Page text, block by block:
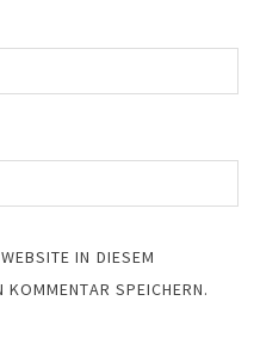
IN DIESEM
SPEICHERN.